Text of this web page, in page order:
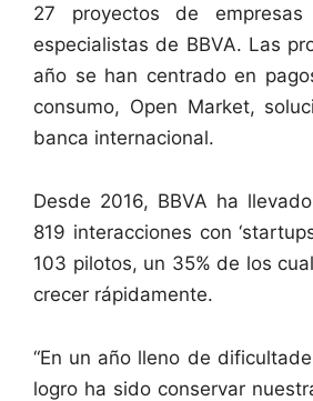
27 proyectos de
especialistas de BBVA. Las
año se han centrado en
consumo, Open Market,
banca internacional.
Desde 2016, BBVA ha
819 interacciones con
103 pilotos, un 35% de los
crecer rápidamente.
“En un año lleno de
logro ha sido conservar